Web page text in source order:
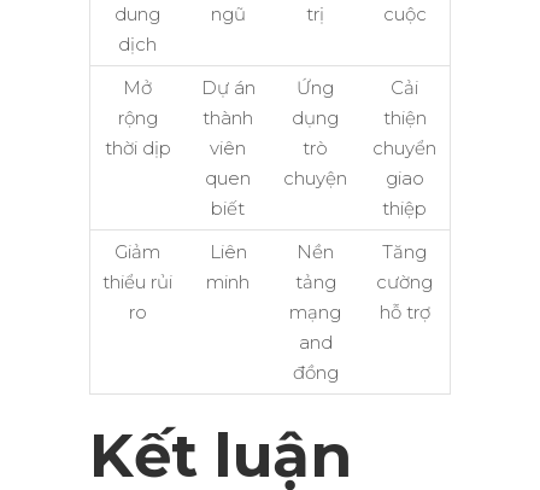
dung
dịch
ngũ
trị
cuộc
Mở
rộng
thời dịp
Dự án
thành
viên
quen
biết
Ứng
dụng
trò
chuyện
Cải
thiện
chuyển
giao
thiệp
Giảm
thiểu rủi
ro
Liên
minh
Nền
tảng
mạng
and
đồng
Tăng
cường
hỗ trợ
Kết luận